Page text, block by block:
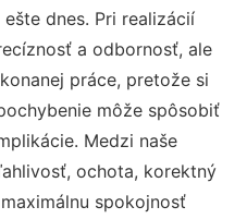
dnes. Pri realizácií
a odbornosť, ale
práce, pretože si
môže spôsobiť
Medzi naše
ochota, korektný
spokojnosť